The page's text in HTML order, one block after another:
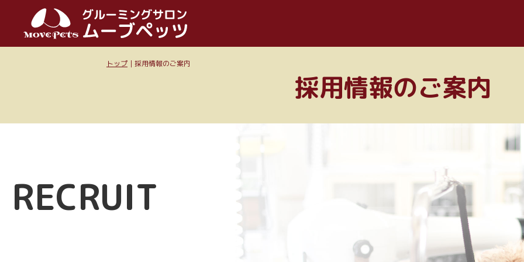
トップ ｜採用情報のご案内
採用情報のご案内
RECRUIT